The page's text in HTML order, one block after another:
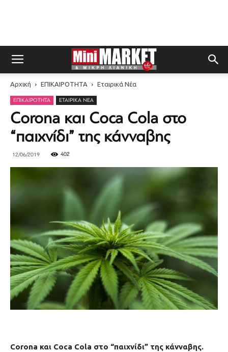
Αρχική ΕΠΙΚΑΙΡΟΤΗΤΑ Εταιρικά Νέα
ΕΠΙΚΑΙΡΟΤΗΤΑ ΕΤΑΙΡΙΚΆ ΝΈΑ
Corona και Coca Cola στο
“παιχνίδι” της κάνναβης
12/06/2019 402
Corona και Coca Cola στο “παιχνίδι” της κάνναβης.